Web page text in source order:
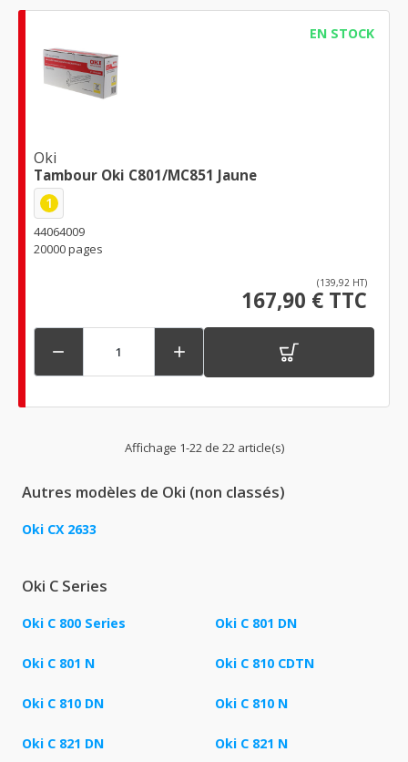
EN STOCK
Oki
Tambour Oki C801/MC851 Jaune
1
44064009
20000 pages
(139,92 HT)
167,90 € TTC
 
Affichage 1-22 de 22 article(s)
Autres modèles de Oki (non classés)
Oki CX 2633
Oki C Series
Oki C 800 Series Oki C 801 DN
Oki C 801 N Oki C 810 CDTN
Oki C 810 DN Oki C 810 N
Oki C 821 DN Oki C 821 N